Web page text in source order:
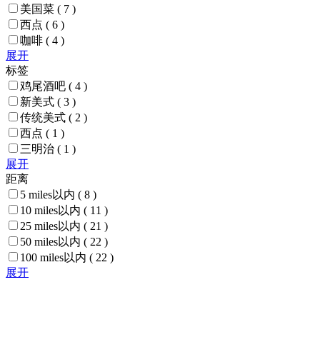
美国菜 ( 7 )
西点 ( 6 )
咖啡 ( 4 )
展开
标签
鸡尾酒吧 ( 4 )
新美式 ( 3 )
传统美式 ( 2 )
西点 ( 1 )
三明治 ( 1 )
展开
距离
5 miles以内 ( 8 )
10 miles以内 ( 11 )
25 miles以内 ( 21 )
50 miles以内 ( 22 )
100 miles以内 ( 22 )
展开